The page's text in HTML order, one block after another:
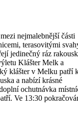
nejmalebnější části
terasovitými
jedinečný ráz
Klášter Melk a
klášter v Melku patří
a nabízí krásné
ochutnávka
Ve 13:30